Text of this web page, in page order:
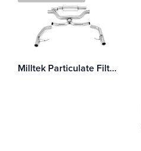
Milltek Particulate Filter-back Skoda Octavia vRS 2.0 TSI 245PS (MQB EVO Mk4) Hatch & Estate ((Fahrzeuge mit OPF)